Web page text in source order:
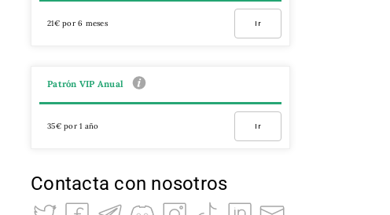
21€ por 6 meses Ir
Patrón VIP Anual
35€ por 1 año Ir
Contacta con nosotros